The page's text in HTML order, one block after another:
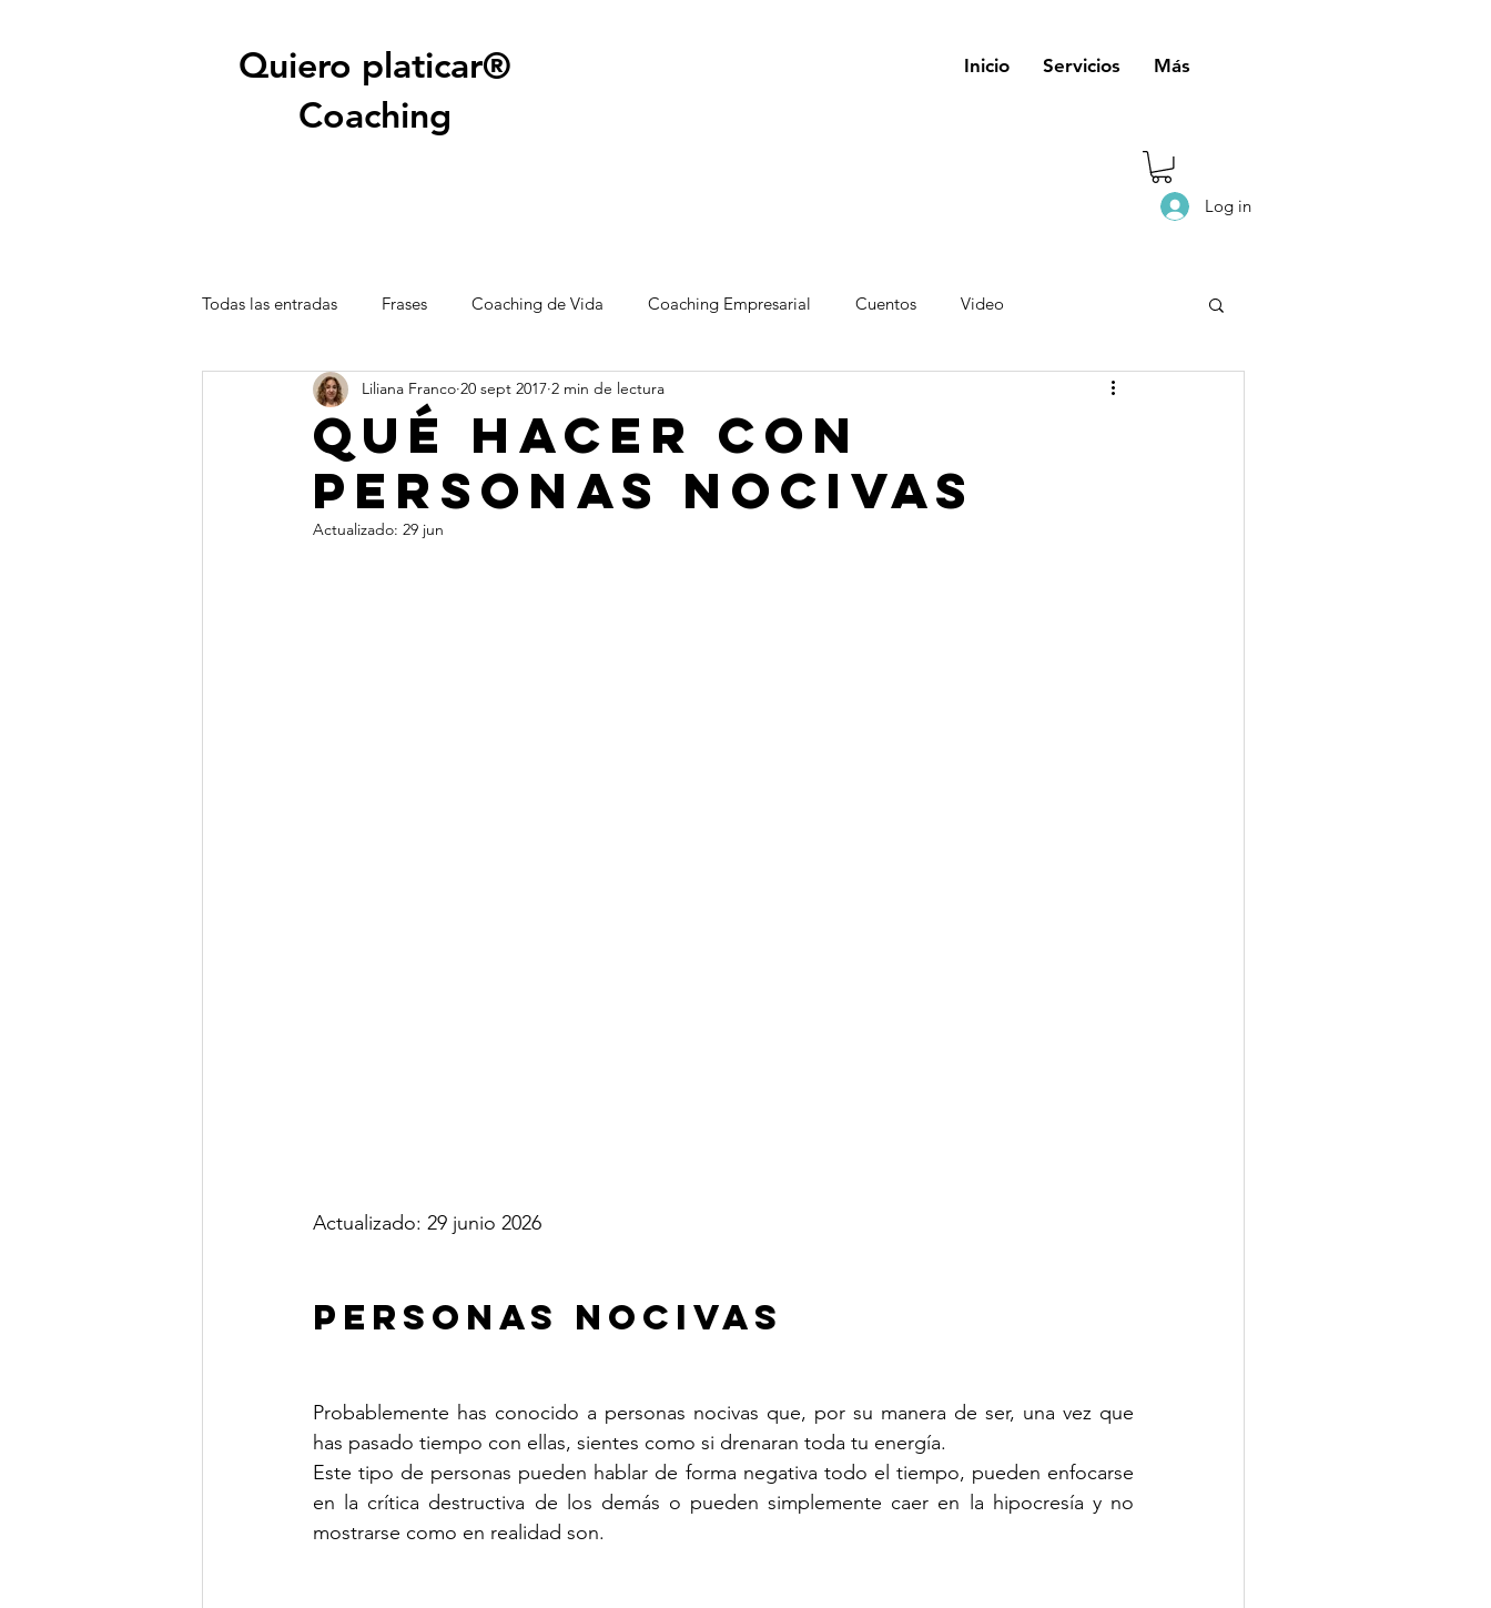
Quiero platicar®
Coaching
Inicio Servicios Más
Log in
Todas las entradas Frases Coaching de Vida Coaching Empresarial Cuentos Video
Qué hacer con
personas nocivas
Liliana Franco 20 sept 2017 2 min de lectura
Actualizado: 29 jun
Actualizado: 29 junio 2026
Personas nocivas
Probablemente has conocido a personas nocivas que, por su manera de ser, una vez que
has pasado tiempo con ellas, sientes como si drenaran toda tu energía.
Este tipo de personas pueden hablar de forma negativa todo el tiempo, pueden enfocarse
en la crítica destructiva de los demás o pueden simplemente caer en la hipocresía y no
mostrarse como en realidad son.